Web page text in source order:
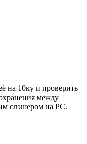
на 10ку и проверить
между
слэшером на PC.